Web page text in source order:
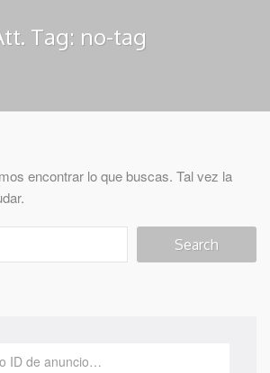
Tag: no-tag
encontrar lo que buscas. Tal vez la